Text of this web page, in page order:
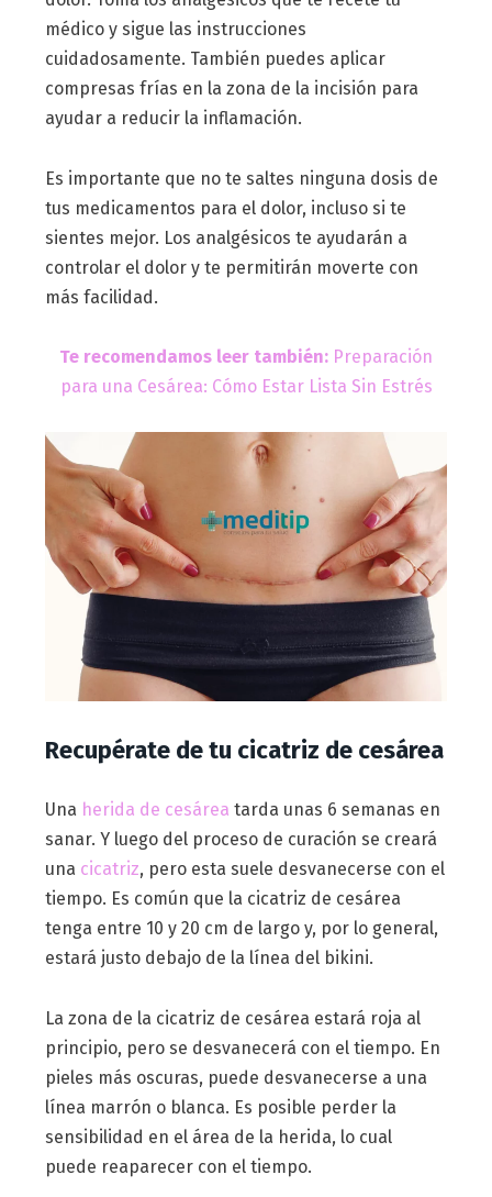
médico y sigue las instrucciones
cuidadosamente. También puedes aplicar
compresas frías en la zona de la incisión para
ayudar a reducir la inflamación.
Es importante que no te saltes ninguna dosis de
tus medicamentos para el dolor, incluso si te
sientes mejor. Los analgésicos te ayudarán a
controlar el dolor y te permitirán moverte con
más facilidad.
Te recomendamos leer también: Preparación
para una Cesárea: Cómo Estar Lista Sin Estrés
Recupérate de tu cicatriz de cesárea
Una herida de cesárea tarda unas 6 semanas en
sanar. Y luego del proceso de curación se creará
una cicatriz, pero esta suele desvanecerse con el
tiempo. Es común que la cicatriz de cesárea
tenga entre 10 y 20 cm de largo y, por lo general,
estará justo debajo de la línea del bikini.
La zona de la cicatriz de cesárea estará roja al
principio, pero se desvanecerá con el tiempo. En
pieles más oscuras, puede desvanecerse a una
línea marrón o blanca. Es posible perder la
sensibilidad en el área de la herida, lo cual
puede reaparecer con el tiempo.